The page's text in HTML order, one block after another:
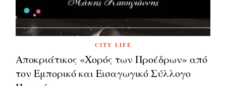
CITY LIFE
Αποκριάτικος «Χορός των Προέδρων» από
τον Εμπορικό και Εισαγωγικό Σύλλογο